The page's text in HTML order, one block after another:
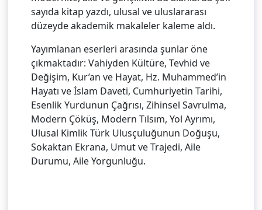
sayıda kitap yazdı, ulusal ve uluslararası
düzeyde akademik makaleler kaleme aldı.
Yayımlanan eserleri arasında şunlar öne
çıkmaktadır: Vahiyden Kültüre, Tevhid ve
Değişim, Kur’an ve Hayat, Hz. Muhammed’in
Hayatı ve İslam Daveti, Cumhuriyetin Tarihi,
Esenlik Yurdunun Çağrısı, Zihinsel Savrulma,
Modern Çöküş, Modern Tılsım, Yol Ayrımı,
Ulusal Kimlik Türk Ulusçuluğunun Doğuşu,
Sokaktan Ekrana, Umut ve Trajedi, Aile
Durumu, Aile Yorgunluğu.